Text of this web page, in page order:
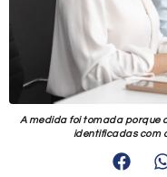
A medida foi tomada porque
identificadas com